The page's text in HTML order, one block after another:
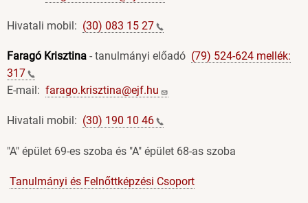
Hivatali mobil: (30) 083 15 27
Faragó Krisztina - tanulmányi előadó (79) 524-624 mellék:
317
E-mail: farago.krisztina@ejf.hu
Hivatali mobil: (30) 190 10 46
"A" épület 69-es szoba és "A" épület 68-as szoba
Tanulmányi és Felnőttképzési Csoport